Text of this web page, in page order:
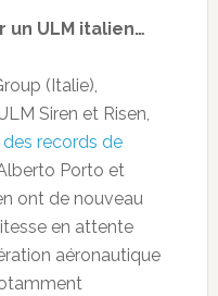
un ULM italien…
(Italie),
Siren et Risen,
records de
Porto et
ont de nouveau
en attente
aéronautique